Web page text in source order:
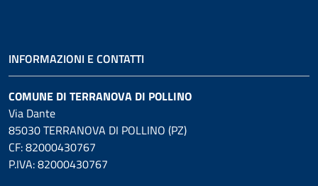
INFORMAZIONI E CONTATTI
COMUNE DI TERRANOVA DI POLLINO
Via Dante
85030 TERRANOVA DI POLLINO (PZ)
CF: 82000430767
P.IVA: 82000430767